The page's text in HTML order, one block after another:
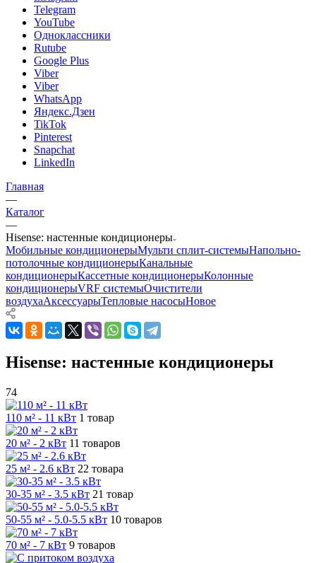
Telegram
YouTube
Одноклассники
Rutube
Google Plus
Viber
Viber
WhatsApp
Яндекс.Дзен
TikTok
Pinterest
Snapchat
LinkedIn
Главная
—
Каталог
—
Hisense: настенные кондиционеры
Мобильные кондиционерыМульти сплит-системыНапольно-
потолочные кондиционерыКанальные
кондиционерыКассетные кондиционерыКолонные
кондиционерыVRF системыОчистители
воздухаАксессуарыТепловые насосыНовое
Hisense: настенные кондиционеры
74
110 м² - 11 кВт 1 товар
20 м² - 2 кВт 11 товаров
25 м² - 2.6 кВт 22 товара
30-35 м² - 3.5 кВт 21 товар
50-55 м² - 5.0-5.5 кВт 10 товаров
70 м² - 7 кВт 9 товаров